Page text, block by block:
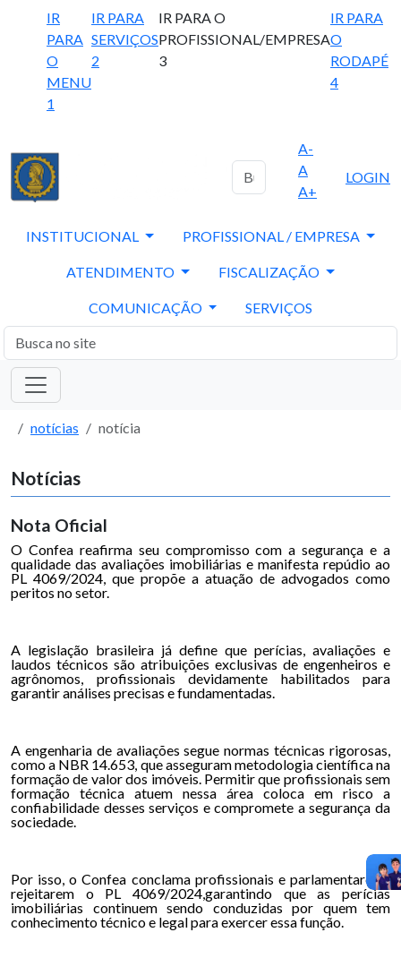
IR
PARA
O
MENU
1
IR PARA
SERVIÇOS
2
IR PARA O
PROFISSIONAL/EMPRESA
3
IR PARA
O
RODAPÉ
4
A-
A
A+
LOGIN
INSTITUCIONAL PROFISSIONAL / EMPRESA
ATENDIMENTO FISCALIZAÇÃO
COMUNICAÇÃO SERVIÇOS
notícias notícia
Notícias
Nota Oficial
O Confea reafirma seu compromisso com a segurança e a
qualidade das avaliações imobiliárias e manifesta repúdio ao
PL 4069/2024, que propõe a atuação de advogados como
peritos no setor.
A legislação brasileira já define que perícias, avaliações e
laudos técnicos são atribuições exclusivas de engenheiros e
agrônomos, profissionais devidamente habilitados para
garantir análises precisas e fundamentadas.
A engenharia de avaliações segue normas técnicas rigorosas,
como a NBR 14.653, que asseguram metodologia científica na
formação de valor dos imóveis. Permitir que profissionais sem
formação técnica atuem nessa área coloca em risco a
confiabilidade desses serviços e compromete a segurança da
sociedade.
Por isso, o Confea conclama profissionais e parlamentares a
rejeitarem o PL 4069/2024,garantindo que as perícias
imobiliárias continuem sendo conduzidas por quem tem
conhecimento técnico e legal para exercer essa função.